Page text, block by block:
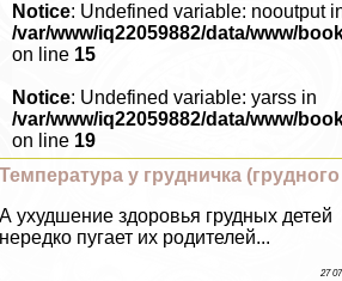
Notice: Undefined variable: nooutput
/var/www/iq22059882/data/www/
on line 15
Notice: Undefined variable: yarss in
/var/www/iq22059882/data/www/
on line 19
Температура у грудничка
А ухудшение здоровья грудных детей
нередко пугает их родителей...
27